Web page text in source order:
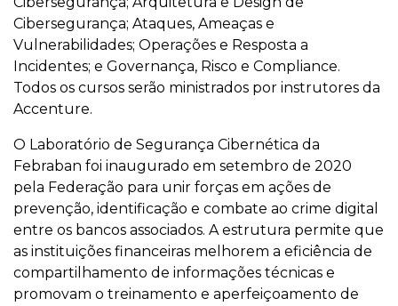
Cibersegurança; Ataques, Ameaças e
Vulnerabilidades; Operações e Resposta a
Incidentes; e Governança, Risco e Compliance.
Todos os cursos serão ministrados por instrutores da
Accenture.
O Laboratório de Segurança Cibernética da
Febraban foi inaugurado em setembro de 2020
pela Federação para unir forças em ações de
prevenção, identificação e combate ao crime digital
entre os bancos associados. A estrutura permite que
as instituições financeiras melhorem a eficiência de
compartilhamento de informações técnicas e
promovam o treinamento e aperfeiçoamento de